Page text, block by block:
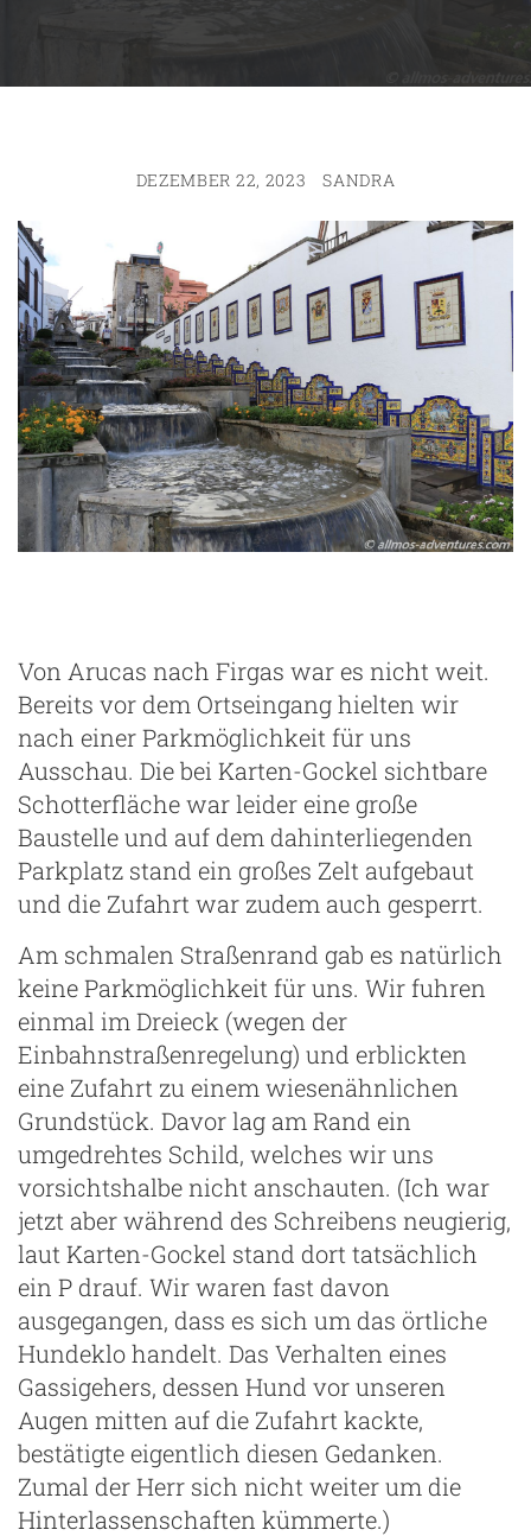
DEZEMBER 22, 2023 SANDRA
Von Arucas nach Firgas war es nicht weit.
Bereits vor dem Ortseingang hielten wir
nach einer Parkmöglichkeit für uns
Ausschau. Die bei Karten-Gockel sichtbare
Schotterfläche war leider eine große
Baustelle und auf dem dahinterliegenden
Parkplatz stand ein großes Zelt aufgebaut
und die Zufahrt war zudem auch gesperrt.
Am schmalen Straßenrand gab es natürlich
keine Parkmöglichkeit für uns. Wir fuhren
einmal im Dreieck (wegen der
Einbahnstraßenregelung) und erblickten
eine Zufahrt zu einem wiesenähnlichen
Grundstück. Davor lag am Rand ein
umgedrehtes Schild, welches wir uns
vorsichtshalbe nicht anschauten. (Ich war
jetzt aber während des Schreibens neugierig,
laut Karten-Gockel stand dort tatsächlich
ein P drauf. Wir waren fast davon
ausgegangen, dass es sich um das örtliche
Hundeklo handelt. Das Verhalten eines
Gassigehers, dessen Hund vor unseren
Augen mitten auf die Zufahrt kackte,
bestätigte eigentlich diesen Gedanken.
Zumal der Herr sich nicht weiter um die
Hinterlassenschaften kümmerte.)